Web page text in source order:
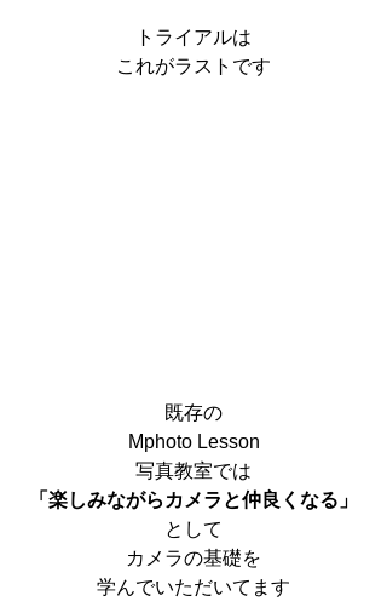
トライアルは
これがラストです
既存の
Mphoto Lesson
写真教室では
「楽しみながらカメラと仲良くなる」
として
カメラの基礎を
学んでいただいてます